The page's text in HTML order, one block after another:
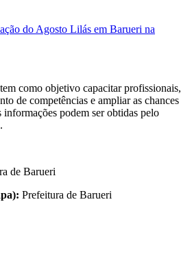
do Agosto Lilás em Barueri na
como objetivo capacitar profissionais,
de competências e ampliar as chances
podem ser obtidas pelo
de Barueri
Prefeitura de Barueri